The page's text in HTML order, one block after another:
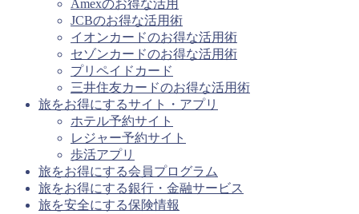
Amexのお得な活用
JCBのお得な活用術
イオンカードのお得な活用術
セゾンカードのお得な活用術
プリペイドカード
三井住友カードのお得な活用術
旅をお得にするサイト・アプリ
ホテル予約サイト
レジャー予約サイト
歩活アプリ
旅をお得にする会員プログラム
旅をお得にする銀行・金融サービス
旅を安全にする保険情報